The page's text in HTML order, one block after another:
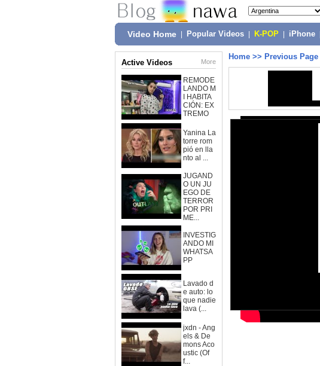
Video Home Popular Videos K-POP iPhone
Active Videos More
REMODE
LANDO M
I HABITA
CIÓN: EX
TREMO
Yanina La
torre rom
pió en lla
nto al ...
JUGAND
O UN JU
EGO DE
TERROR
POR PRI
ME...
INVESTIG
ANDO MI
WHATSA
PP
Lavado d
e auto: lo
que nadie
lava (...
jxdn - Ang
els & De
mons Aco
ustic (Of
f...
Home >> Previous Page